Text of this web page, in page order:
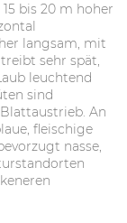
bis 20 m hoher
langsam, mit
sehr spät,
leuchtend
sind
An
fleischige
nasse,